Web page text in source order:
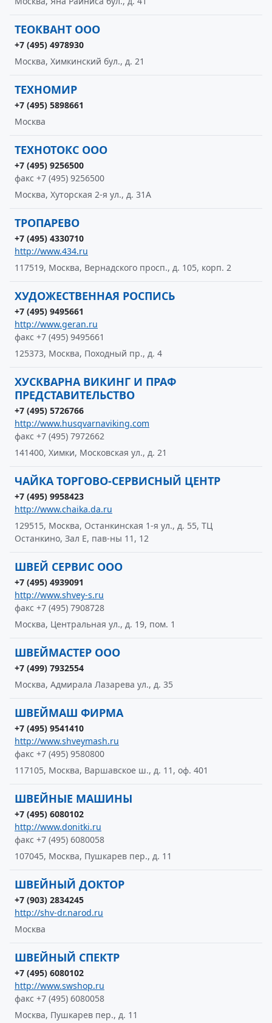
ТЕОКВАНТ ООО
+7 (495) 4978930
Москва, Химкинский бул., д. 21
ТЕХНОМИР
+7 (495) 5898661
Москва
ТЕХНОТОКС ООО
+7 (495) 9256500
факс +7 (495) 9256500
Москва, Хуторская 2-я ул., д. 31А
ТРОПАРЕВО
+7 (495) 4330710
http://www.434.ru
117519, Москва, Вернадского просп., д. 105, корп. 2
ХУДОЖЕСТВЕННАЯ РОСПИСЬ
+7 (495) 9495661
http://www.geran.ru
факс +7 (495) 9495661
125373, Москва, Походный пр., д. 4
ХУСКВАРНА ВИКИНГ И ПРАФ
ПРЕДСТАВИТЕЛЬСТВО
+7 (495) 5726766
http://www.husqvarnaviking.com
факс +7 (495) 7972662
141400, Химки, Московская ул., д. 21
ЧАЙКА ТОРГОВО-СЕРВИСНЫЙ ЦЕНТР
+7 (495) 9958423
http://www.chaika.da.ru
129515, Москва, Останкинская 1-я ул., д. 55, ТЦ
Останкино, Зал Е, пав-ны 11, 12
ШВЕЙ СЕРВИС ООО
+7 (495) 4939091
http://www.shvey-s.ru
факс +7 (495) 7908728
Москва, Центральная ул., д. 19, пом. 1
ШВЕЙМАСТЕР ООО
+7 (499) 7932554
Москва, Адмирала Лазарева ул., д. 35
ШВЕЙМАШ ФИРМА
+7 (495) 9541410
http://www.shveymash.ru
факс +7 (495) 9580800
117105, Москва, Варшавское ш., д. 11, оф. 401
ШВЕЙНЫЕ МАШИНЫ
+7 (495) 6080102
http://www.donitki.ru
факс +7 (495) 6080058
107045, Москва, Пушкарев пер., д. 11
ШВЕЙНЫЙ ДОКТОР
+7 (903) 2834245
http://shv-dr.narod.ru
Москва
ШВЕЙНЫЙ СПЕКТР
+7 (495) 6080102
http://www.swshop.ru
факс +7 (495) 6080058
Москва, Пушкарев пер., д. 11